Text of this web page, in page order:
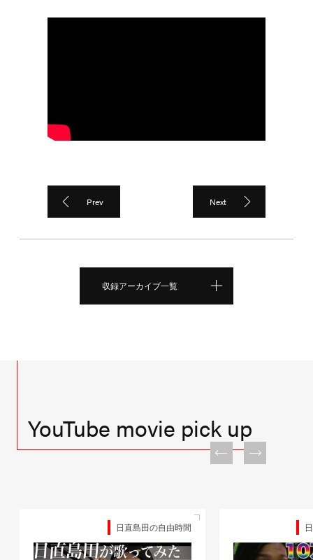
Prev Next
収録アーカイブ一覧
YouTube movie pick up
日直島田の自由時間